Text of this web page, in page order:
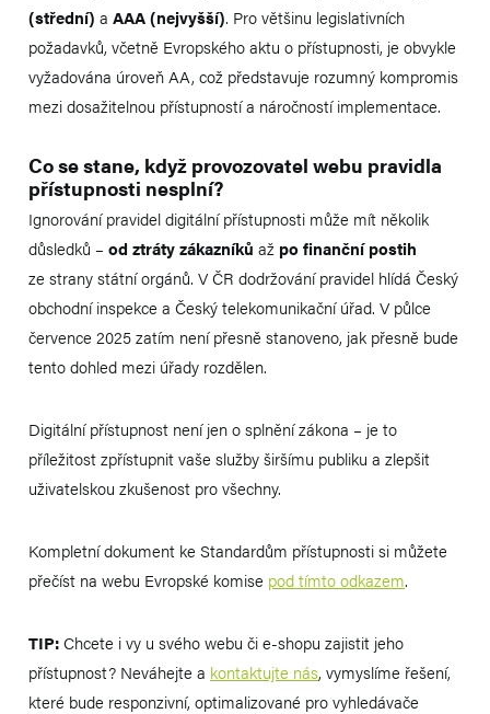
(střední) a AAA (nejvyšší). Pro většinu legislativních
požadavků, včetně Evropského aktu o přístupnosti, je obvykle
vyžadována úroveň AA, což představuje rozumný kompromis
mezi dosažitelnou přístupností a náročností implementace.
Co se stane, když provozovatel webu pravidla
přístupnosti nesplní?
Ignorování pravidel digitální přístupnosti může mít několik
důsledků – od ztráty zákazníků až po finanční postih
ze strany státní orgánů. V ČR dodržování pravidel hlídá Český
obchodní inspekce a Český telekomunikační úřad. V půlce
července 2025 zatím není přesně stanoveno, jak přesně bude
tento dohled mezi úřady rozdělen.
Digitální přístupnost není jen o splnění zákona – je to
příležitost zpřístupnit vaše služby širšímu publiku a zlepšit
uživatelskou zkušenost pro všechny.
Kompletní dokument ke Standardům přístupnosti si můžete
přečíst na webu Evropské komise pod tímto odkazem.
TIP:Chcete i vy u svého webu či e-shopu zajistit jeho
přístupnost? Neváhejte a kontaktujte nás, vymyslíme řešení,
které bude responzivní, optimalizované pro vyhledávače